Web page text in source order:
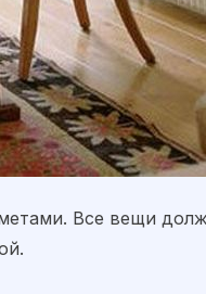
Все вещи